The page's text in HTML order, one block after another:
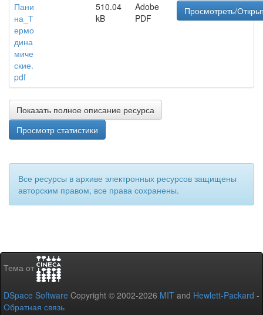
Пани
на_Т
ермо
дина
миче
ские.
pdf
510.04
kB
Adobe
PDF
Просмотреть/
Показать полное описание ресурса
Просмотр статистики
Все ресурсы в архиве электронных ресурсов защищены
авторским правом, все права сохранены.
Тема от
DSpace Software Copyright © 2002-2026 MIT and Hewlett-Packard -
Обратная связь